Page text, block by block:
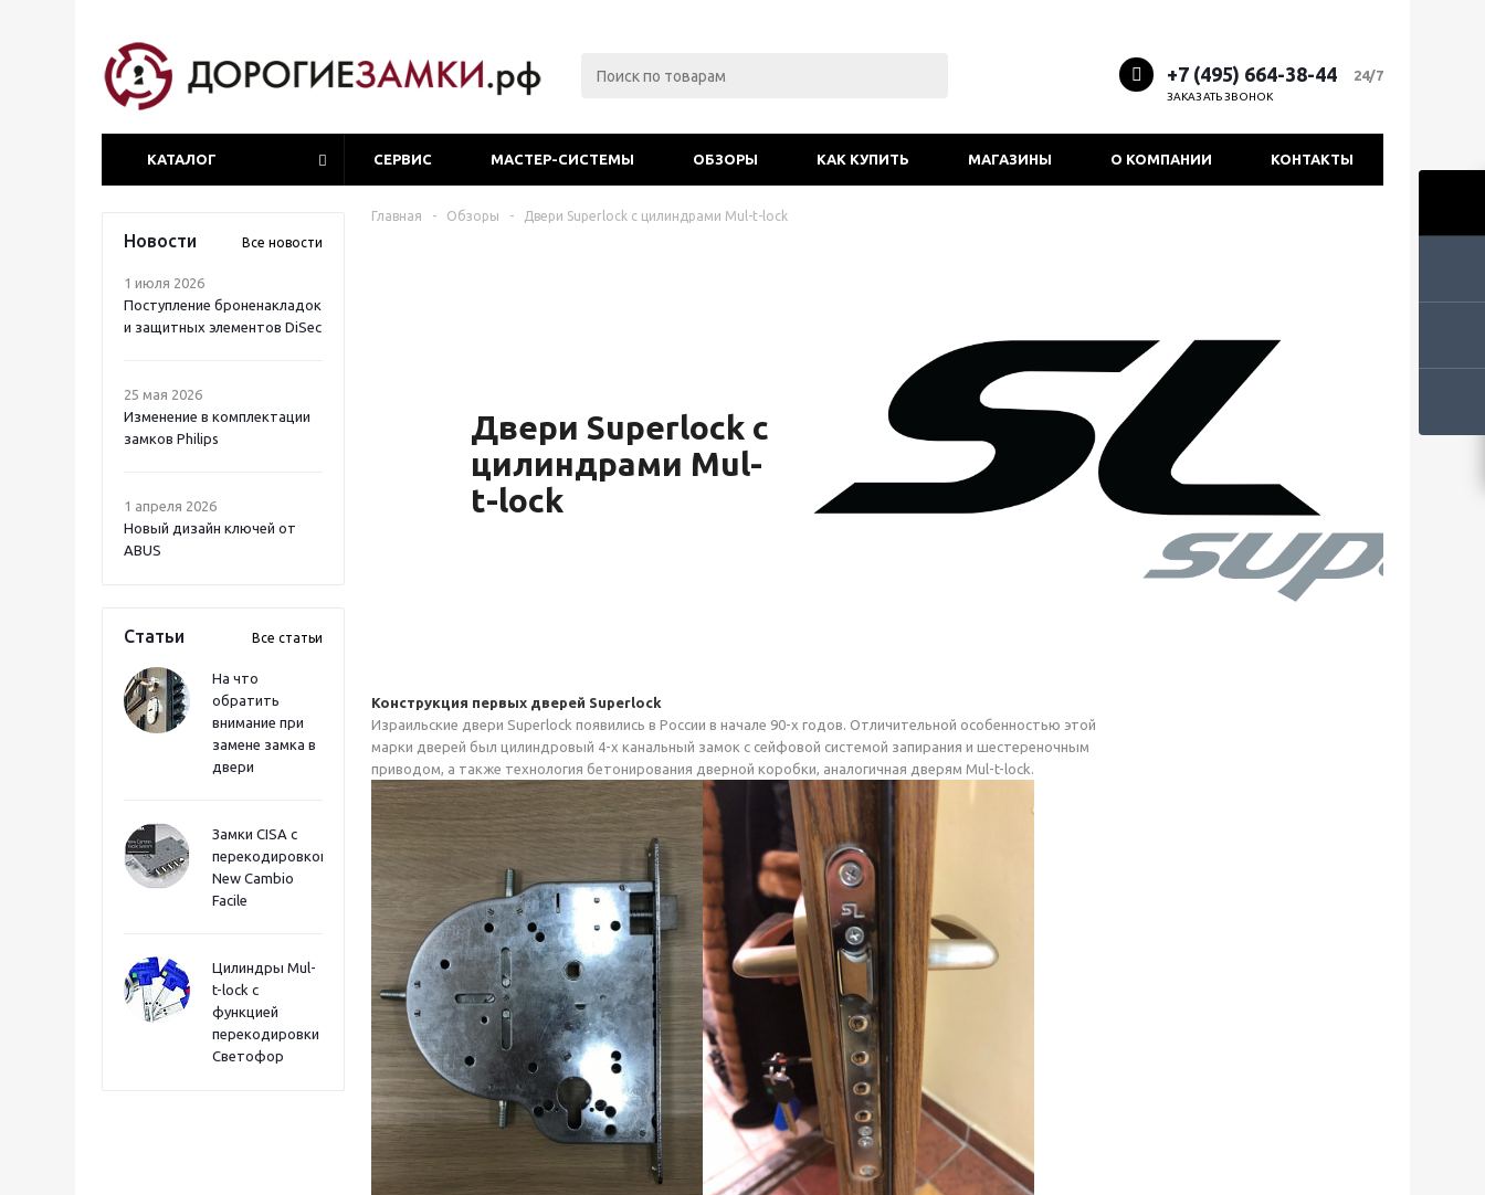
+7 (495) 664-38-44 24/7
ЗАКАЗАТЬ ЗВОНОК
КАТАЛОГ СЕРВИС МАСТЕР-СИСТЕМЫ ОБЗОРЫ КАК КУПИТЬ МАГАЗИНЫ О КОМПАНИИ КОНТАКТЫ
Новости Все новости
1 июля 2026
Поступление броненакладок
и защитных элементов DiSec
25 мая 2026
Изменение в комплектации
замков Philips
1 апреля 2026
Новый дизайн ключей от
ABUS
Статьи Все статьи
На что
обратить
внимание при
замене замка в
двери
Замки CISA с
перекодировкой
New Cambio
Facile
Цилиндры Mul-
t-lock с
функцией
перекодировки
Светофор
Главная - Обзоры - Двери Superlock с цилиндрами Mul-t-lock
Двери Superlock с
цилиндрами Mul-
t-lock
Конструкция первых дверей Superlock
Израильские двери Superlock появились в России в начале 90-х годов. Отличительной особенностью этой
марки дверей был цилиндровый 4-х канальный замок с сейфовой системой запирания и шестереночным
приводом, а также технология бетонирования дверной коробки, аналогичная дверям Mul-t-lock.